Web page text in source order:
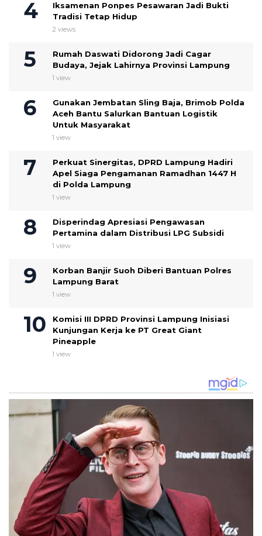
Iksamenan Ponpes Pesawaran Jadi Bukti
Tradisi Tetap Hidup
2 views
Rumah Daswati Didorong Jadi Cagar
Budaya, Jejak Lahirnya Provinsi Lampung
1 view
Gunakan Jembatan Sling Baja, Brimob Polda
Aceh Bantu Salurkan Bantuan Logistik
Untuk Masyarakat
1 view
Perkuat Sinergitas, DPRD Lampung Hadiri
Apel Siaga Pengamanan Ramadhan 1447 H
di Polda Lampung
1 view
Disperindag Apresiasi Pengawasan
Pertamina dalam Distribusi LPG Subsidi
1 view
Korban Banjir Suoh Diberi Bantuan Polres
Lampung Barat
1 view
Komisi III DPRD Provinsi Lampung Inisiasi
Kunjungan Kerja ke PT Great Giant
Pineapple
1 view